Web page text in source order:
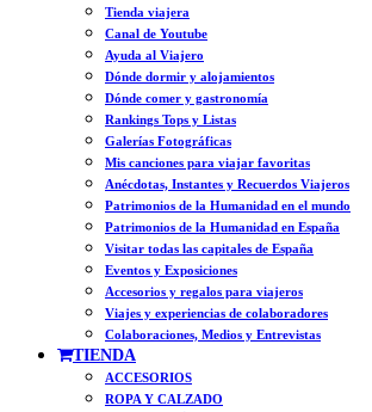
Tienda viajera
Canal de Youtube
Ayuda al Viajero
Dónde dormir y alojamientos
Dónde comer y gastronomía
Rankings Tops y Listas
Galerías Fotográficas
Mis canciones para viajar favoritas
Anécdotas, Instantes y Recuerdos Viajeros
Patrimonios de la Humanidad en el mundo
Patrimonios de la Humanidad en España
Visitar todas las capitales de España
Eventos y Exposiciones
Accesorios y regalos para viajeros
Viajes y experiencias de colaboradores
Colaboraciones, Medios y Entrevistas
TIENDA
ACCESORIOS
ROPA Y CALZADO